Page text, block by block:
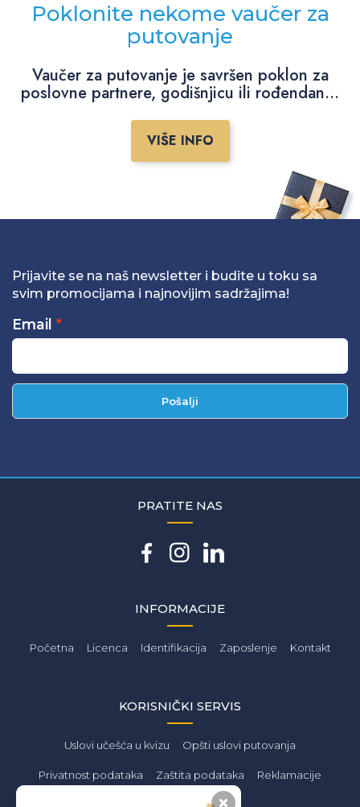
Poklonite nekome vaučer za
putovanje
Vaučer za putovanje je savršen poklon za
poslovne partnere, godišnjicu ili rođendan...
VIŠE INFO
Prijavite se na naš newsletter i budite u toku sa
svim promocijama i najnovijim sadržajima!
Email
Pošalji
INFORMACIJE
Početna Licenca Identifikacija Zaposlenje Kontakt
KORISNIČKI SERVIS
Uslovi učešća u kvizu Opšti uslovi putovanja
Privatnost podataka Zaštita podataka Reklamacije
PRATITE NAS